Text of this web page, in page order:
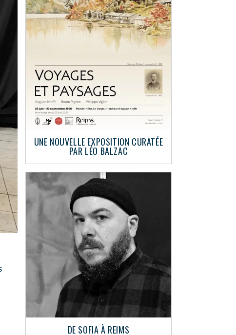
UNE NOUVELLE EXPOSITION CURATÉE
PAR LÉO BALZAC
DE SOFIA À REIMS